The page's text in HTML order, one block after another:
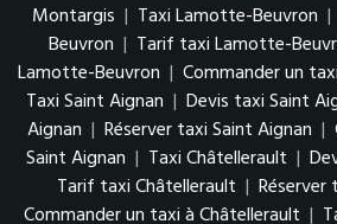
Montargis | Taxi Lamotte-Beuvron |
Beuvron | Tarif taxi Lamotte-
Lamotte-Beuvron | Commander un
Taxi Saint Aignan | Devis taxi Saint
Aignan | Réserver taxi Saint Aignan |
Saint Aignan | Taxi Châtellerault |
Tarif taxi Châtellerault | Réserver
Commander un taxi à Châtellerault |